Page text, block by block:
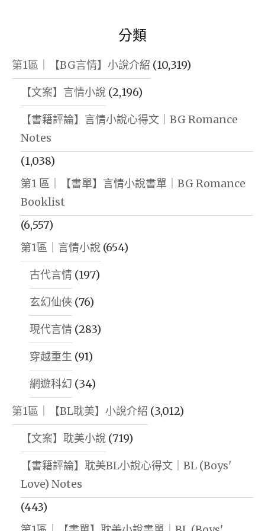
分類
第1區｜【BG言情】小說介紹 (10,319)
【文案】言情小說 (2,196)
【書籍評論】言情小說心得文｜BG Romance
Notes
(1,038)
第1 區｜【書單】言情小說書單｜BG Romance
Booklist
(6,557)
第1區｜言情小說 (654)
古代言情 (197)
玄幻仙俠 (76)
現代言情 (283)
穿越重生 (91)
網遊科幻 (34)
第1區｜【BL耽美】小說介紹 (3,012)
【文案】耽美小說 (719)
【書籍評論】耽美BL小說心得文｜BL (Boys'
Love) Notes
(443)